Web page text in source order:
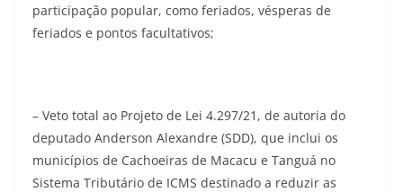
participação popular, como feriados, vésperas de
feriados e pontos facultativos;
– Veto total ao Projeto de Lei 4.297/21, de autoria do
deputado Anderson Alexandre (SDD), que inclui os
municípios de Cachoeiras de Macacu e Tanguá no
Sistema Tributário de ICMS destinado a reduzir as